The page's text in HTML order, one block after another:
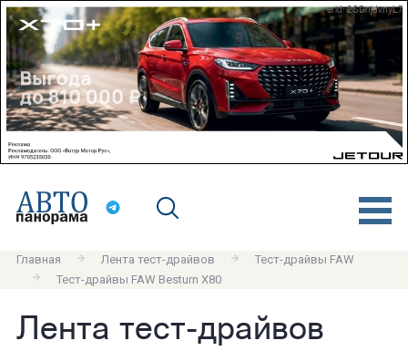
erid: 2SDnjdvnyL7
Главная Лента тест-драйвов
Тест-драйвы FAW
Тест-драйвы FAW Besturn X80
Лента тест-драйвов